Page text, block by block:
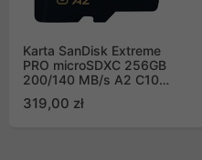
Karta SanDisk Extreme
PRO microSDXC 256GB
200/140 MB/s A2 C10
(SDSQXCD-256G-
319,00 zł